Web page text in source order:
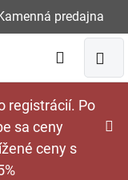
registrácií. Po
sa ceny
ceny s
predajna
Hľadať